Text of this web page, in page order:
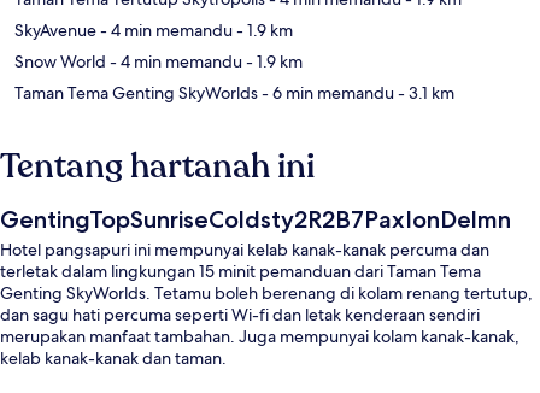
SkyAvenue- 4 min memandu- 1.9 km
Snow World - 4 min memandu- 1.9 km
Taman Tema Genting SkyWorlds- 6 min memandu- 3.1 km
Tentang hartanah ini
GentingTopSunriseColdsty2R2B7PaxIonDelmn
Hotel pangsapuri ini mempunyai kelab kanak-kanak percuma dan
terletak dalam lingkungan 15 minit pemanduan dari Taman Tema
Genting SkyWorlds. Tetamu boleh berenang di kolam renang tertutup,
dan sagu hati percuma seperti Wi-fi dan letak kenderaan sendiri
merupakan manfaat tambahan. Juga mempunyai kolam kanak-kanak,
kelab kanak-kanak dan taman.